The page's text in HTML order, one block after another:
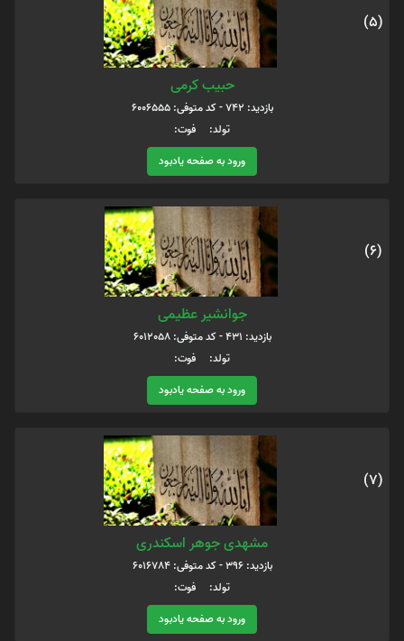
(5)
حبیب کرمی
بازدید: 742 - کد متوفی: 6006555
تولد: فوت:
ورود به صفحه یادبود
(6)
جوانشیر عظیمی
بازدید: 431 - کد متوفی: 6012058
تولد: فوت:
ورود به صفحه یادبود
(7)
مشهدی جوهر اسکندری
بازدید: 396 - کد متوفی: 6016784
تولد: فوت:
ورود به صفحه یادبود